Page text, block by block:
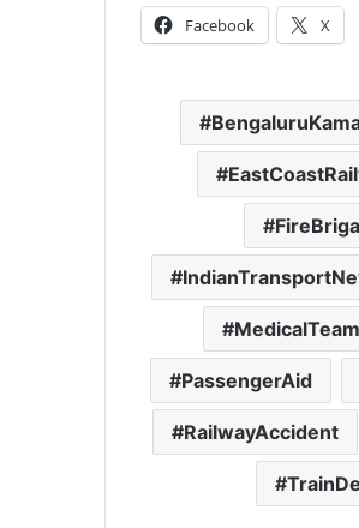
Facebook X
PassengerAid
RailwayAccident